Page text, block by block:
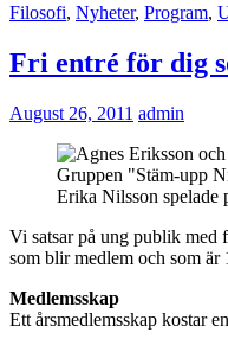
Filosofi, Nyheter, Program,
Fri entré för dig
August 26, 2011 admin
Gruppen "Stäm-upp
Erika Nilsson spelade
Vi satsar på ung publik med
som blir medlem och som är
Medlemsskap
Ett årsmedlemsskap kostar